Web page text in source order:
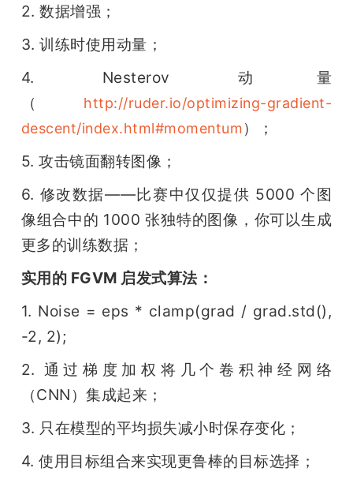
2. 数据增强；
3. 训练时使用动量；
4. Nesterov 动量
（
http://ruder.io/optimizing-gradient-
descent/index.html#momentum）；
5. 攻击镜面翻转图像；
6. 修改数据——比赛中仅仅提供 5000 个图
像组合中的 1000 张独特的图像，你可以生成
更多的训练数据；
实用的 FGVM 启发式算法：
1. Noise = eps * clamp(grad / grad.std(),
-2, 2);
2. 通过梯度加权将几个卷积神经网络
（CNN）集成起来；
3. 只在模型的平均损失减小时保存变化；
4. 使用目标组合来实现更鲁棒的目标选择；